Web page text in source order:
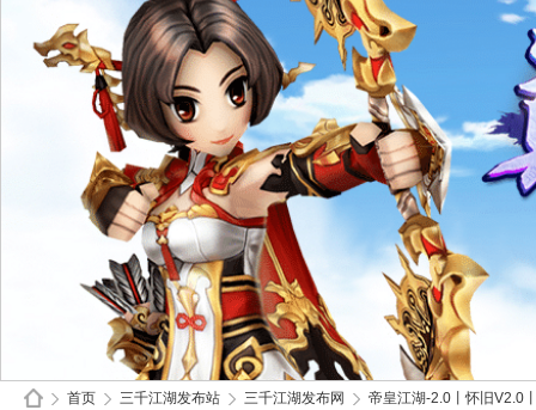
首页 三千江湖发布站 三千江湖发布网 帝皇江湖-2.0丨怀旧V2.0